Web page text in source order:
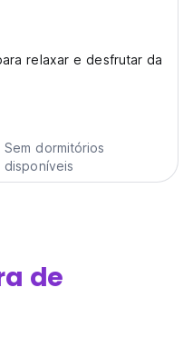
relaxar e desfrutar da
Sem dormitórios
disponíveis
de